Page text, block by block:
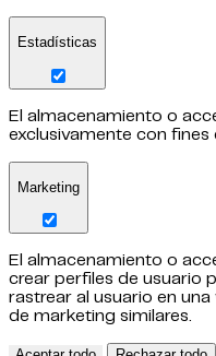
Estadísticas
El almacenamiento o
exclusivamente con fines
Marketing
El almacenamiento o
crear perfiles de usuario
rastrear al usuario en
de marketing similares.